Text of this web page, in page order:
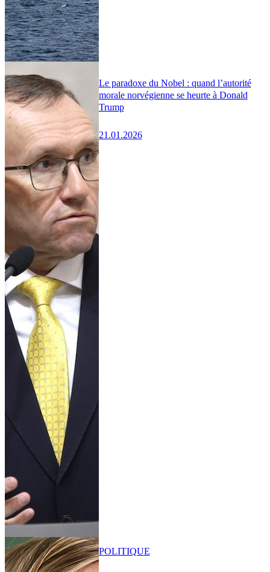
Le paradoxe du Nobel : quand l’autorité
morale norvégienne se heurte à Donald
Trump
21.01.2026
POLITIQUE